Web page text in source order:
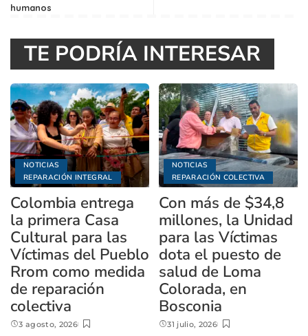
humanos
TE PODRÍA INTERESAR
NOTICIAS
REPARACIÓN INTEGRAL
Colombia entrega
la primera Casa
Cultural para las
Víctimas del Pueblo
Rrom como medida
de reparación
colectiva
3 agosto, 2026
NOTICIAS
REPARACIÓN COLECTIVA
Con más de $34,8
millones, la Unidad
para las Víctimas
dota el puesto de
salud de Loma
Colorada, en
Bosconia
31 julio, 2026